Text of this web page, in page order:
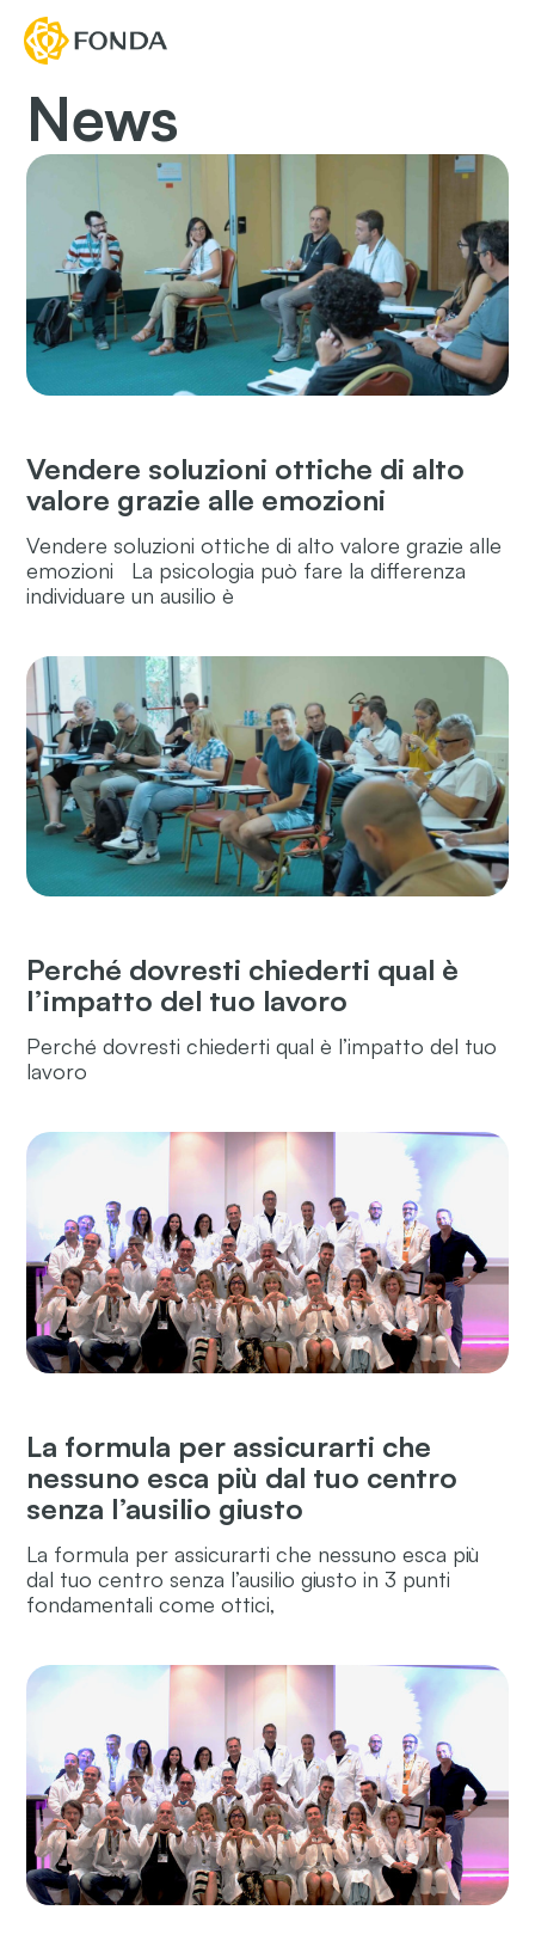
News
Vendere soluzioni ottiche di alto
valore grazie alle emozioni
Vendere soluzioni ottiche di alto valore grazie alle
emozioni La psicologia può fare la differenza
individuare un ausilio è
Perché dovresti chiederti qual è
l’impatto del tuo lavoro
Perché dovresti chiederti qual è l’impatto del tuo
lavoro
La formula per assicurarti che
nessuno esca più dal tuo centro
senza l’ausilio giusto
La formula per assicurarti che nessuno esca più
dal tuo centro senza l’ausilio giusto in 3 punti
fondamentali come ottici,